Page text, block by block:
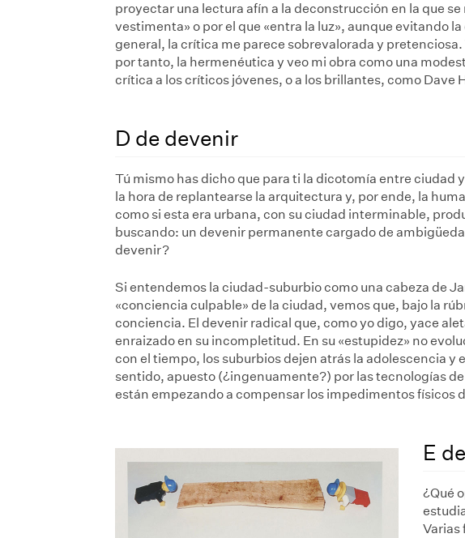
proyectar una lectura afín a la deconstrucción en la que se
vestimenta» o por el que «entra la luz», aunque evitando
general, la crítica me parece sobrevalorada y
por tanto, la hermenéutica y veo mi obra como una
crítica a los críticos jóvenes, o a los brillantes, como Dave
D de devenir
Tú mismo has dicho que para ti la dicotomía entre ciudad
la hora de replantearse la arquitectura y, por ende, la
como si esta era urbana, con su ciudad interminable,
buscando: un devenir permanente cargado de
devenir?
Si entendemos la ciudad-suburbio como una cabeza de
«conciencia culpable» de la ciudad, vemos que, bajo la
conciencia. El devenir radical que, como yo digo, yace
enraizado en su incompletitud. En su «estupidez» no
con el tiempo, los suburbios dejen atrás la adolescencia y
sentido, apuesto (¿ingenuamente?) por las tecnologías
están empezando a compensar los impedimentos físicos
E
¿Qué
Varias